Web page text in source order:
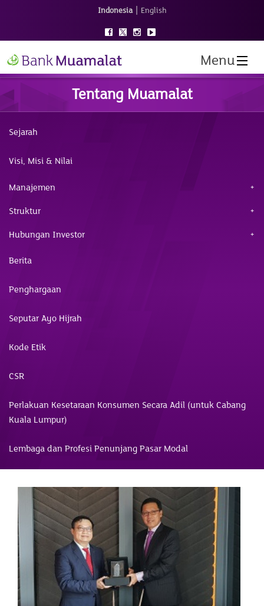
Indonesia | English
Menu
Tentang Muamalat
Sejarah
Visi, Misi & Nilai
Manajemen
Struktur
Hubungan Investor
Berita
Penghargaan
Seputar Ayo Hijrah
Kode Etik
CSR
Perlakuan Kesetaraan Konsumen Secara Adil (untuk Cabang
Kuala Lumpur)
Lembaga dan Profesi Penunjang Pasar Modal